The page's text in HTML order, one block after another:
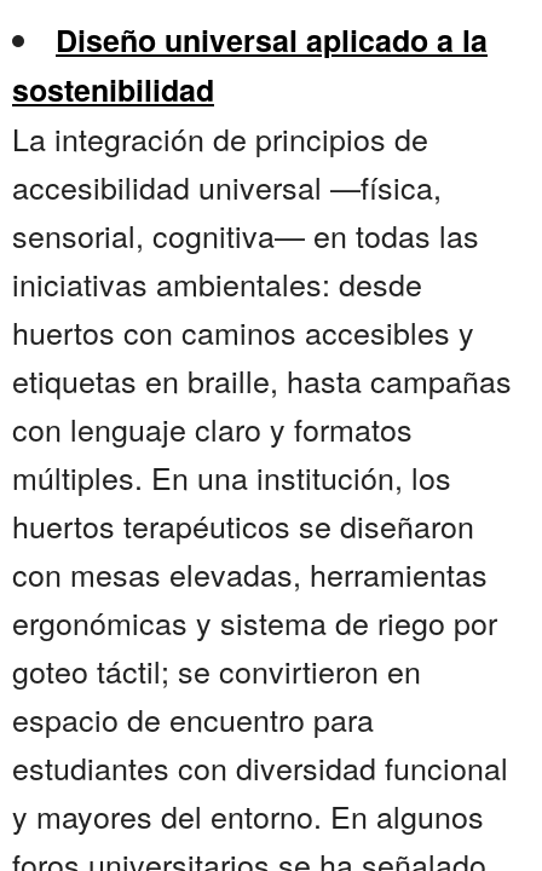
Diseño universal aplicado a la
sostenibilidad
La integración de principios de
accesibilidad universal —física,
sensorial, cognitiva— en todas las
iniciativas ambientales: desde
huertos con caminos accesibles y
etiquetas en braille, hasta campañas
con lenguaje claro y formatos
múltiples. En una institución, los
huertos terapéuticos se diseñaron
con mesas elevadas, herramientas
ergonómicas y sistema de riego por
goteo táctil; se convirtieron en
espacio de encuentro para
estudiantes con diversidad funcional
y mayores del entorno. En algunos